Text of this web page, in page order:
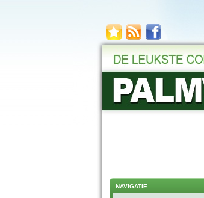
NAVIGATIE